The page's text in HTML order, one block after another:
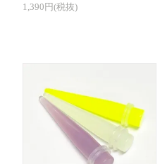
1,390円(税抜)